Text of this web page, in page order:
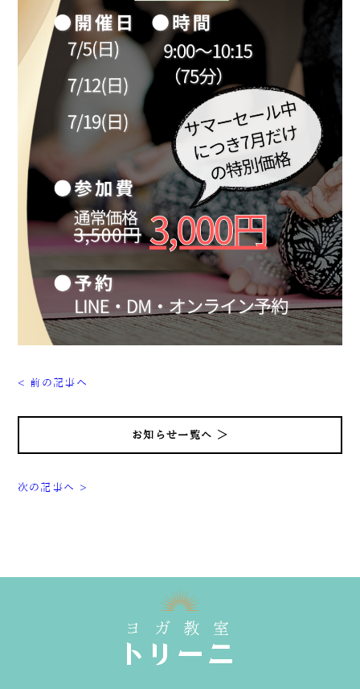
< 前の記事へ
お知らせ一覧へ ＞
次の記事へ >